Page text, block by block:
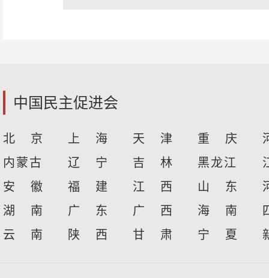
中国民主促进会
北 京 上 海 天 津 重 庆
内蒙古
辽 宁 吉 林 黑龙江
安 徽
福 建 江 西 山 东
湖 南
广 东 广 西 海 南
云 南
陕 西 甘 肃 宁 夏